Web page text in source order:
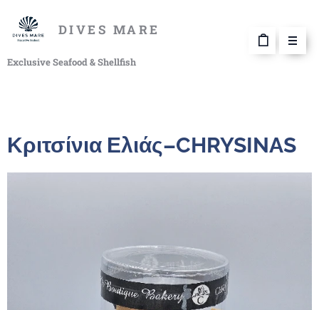
DIVES MARE
Exclusive Seafood & Shellfish
Κριτσίνια Ελιάς–CHRYSINAS